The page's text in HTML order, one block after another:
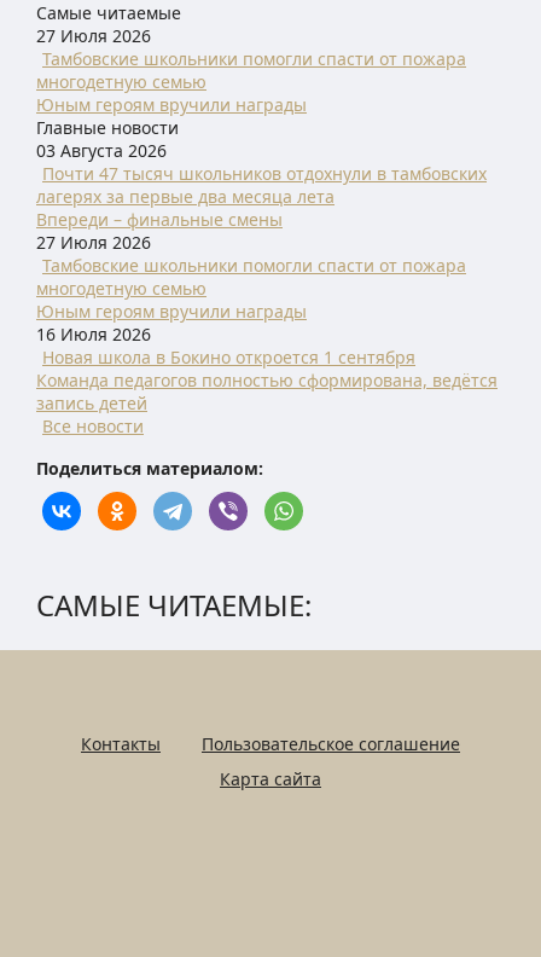
Самые читаемые
27 Июля 2026
Тамбовские школьники помогли спасти от пожара
многодетную семью
Юным героям вручили награды
Главные новости
03 Августа 2026
Почти 47 тысяч школьников отдохнули в тамбовских
лагерях за первые два месяца лета
Впереди – финальные смены
27 Июля 2026
Тамбовские школьники помогли спасти от пожара
многодетную семью
Юным героям вручили награды
16 Июля 2026
Новая школа в Бокино откроется 1 сентября
Команда педагогов полностью сформирована, ведётся
запись детей
Все новости
Поделиться материалом:
САМЫЕ ЧИТАЕМЫЕ:
Контакты
Пользовательское соглашение
Карта сайта